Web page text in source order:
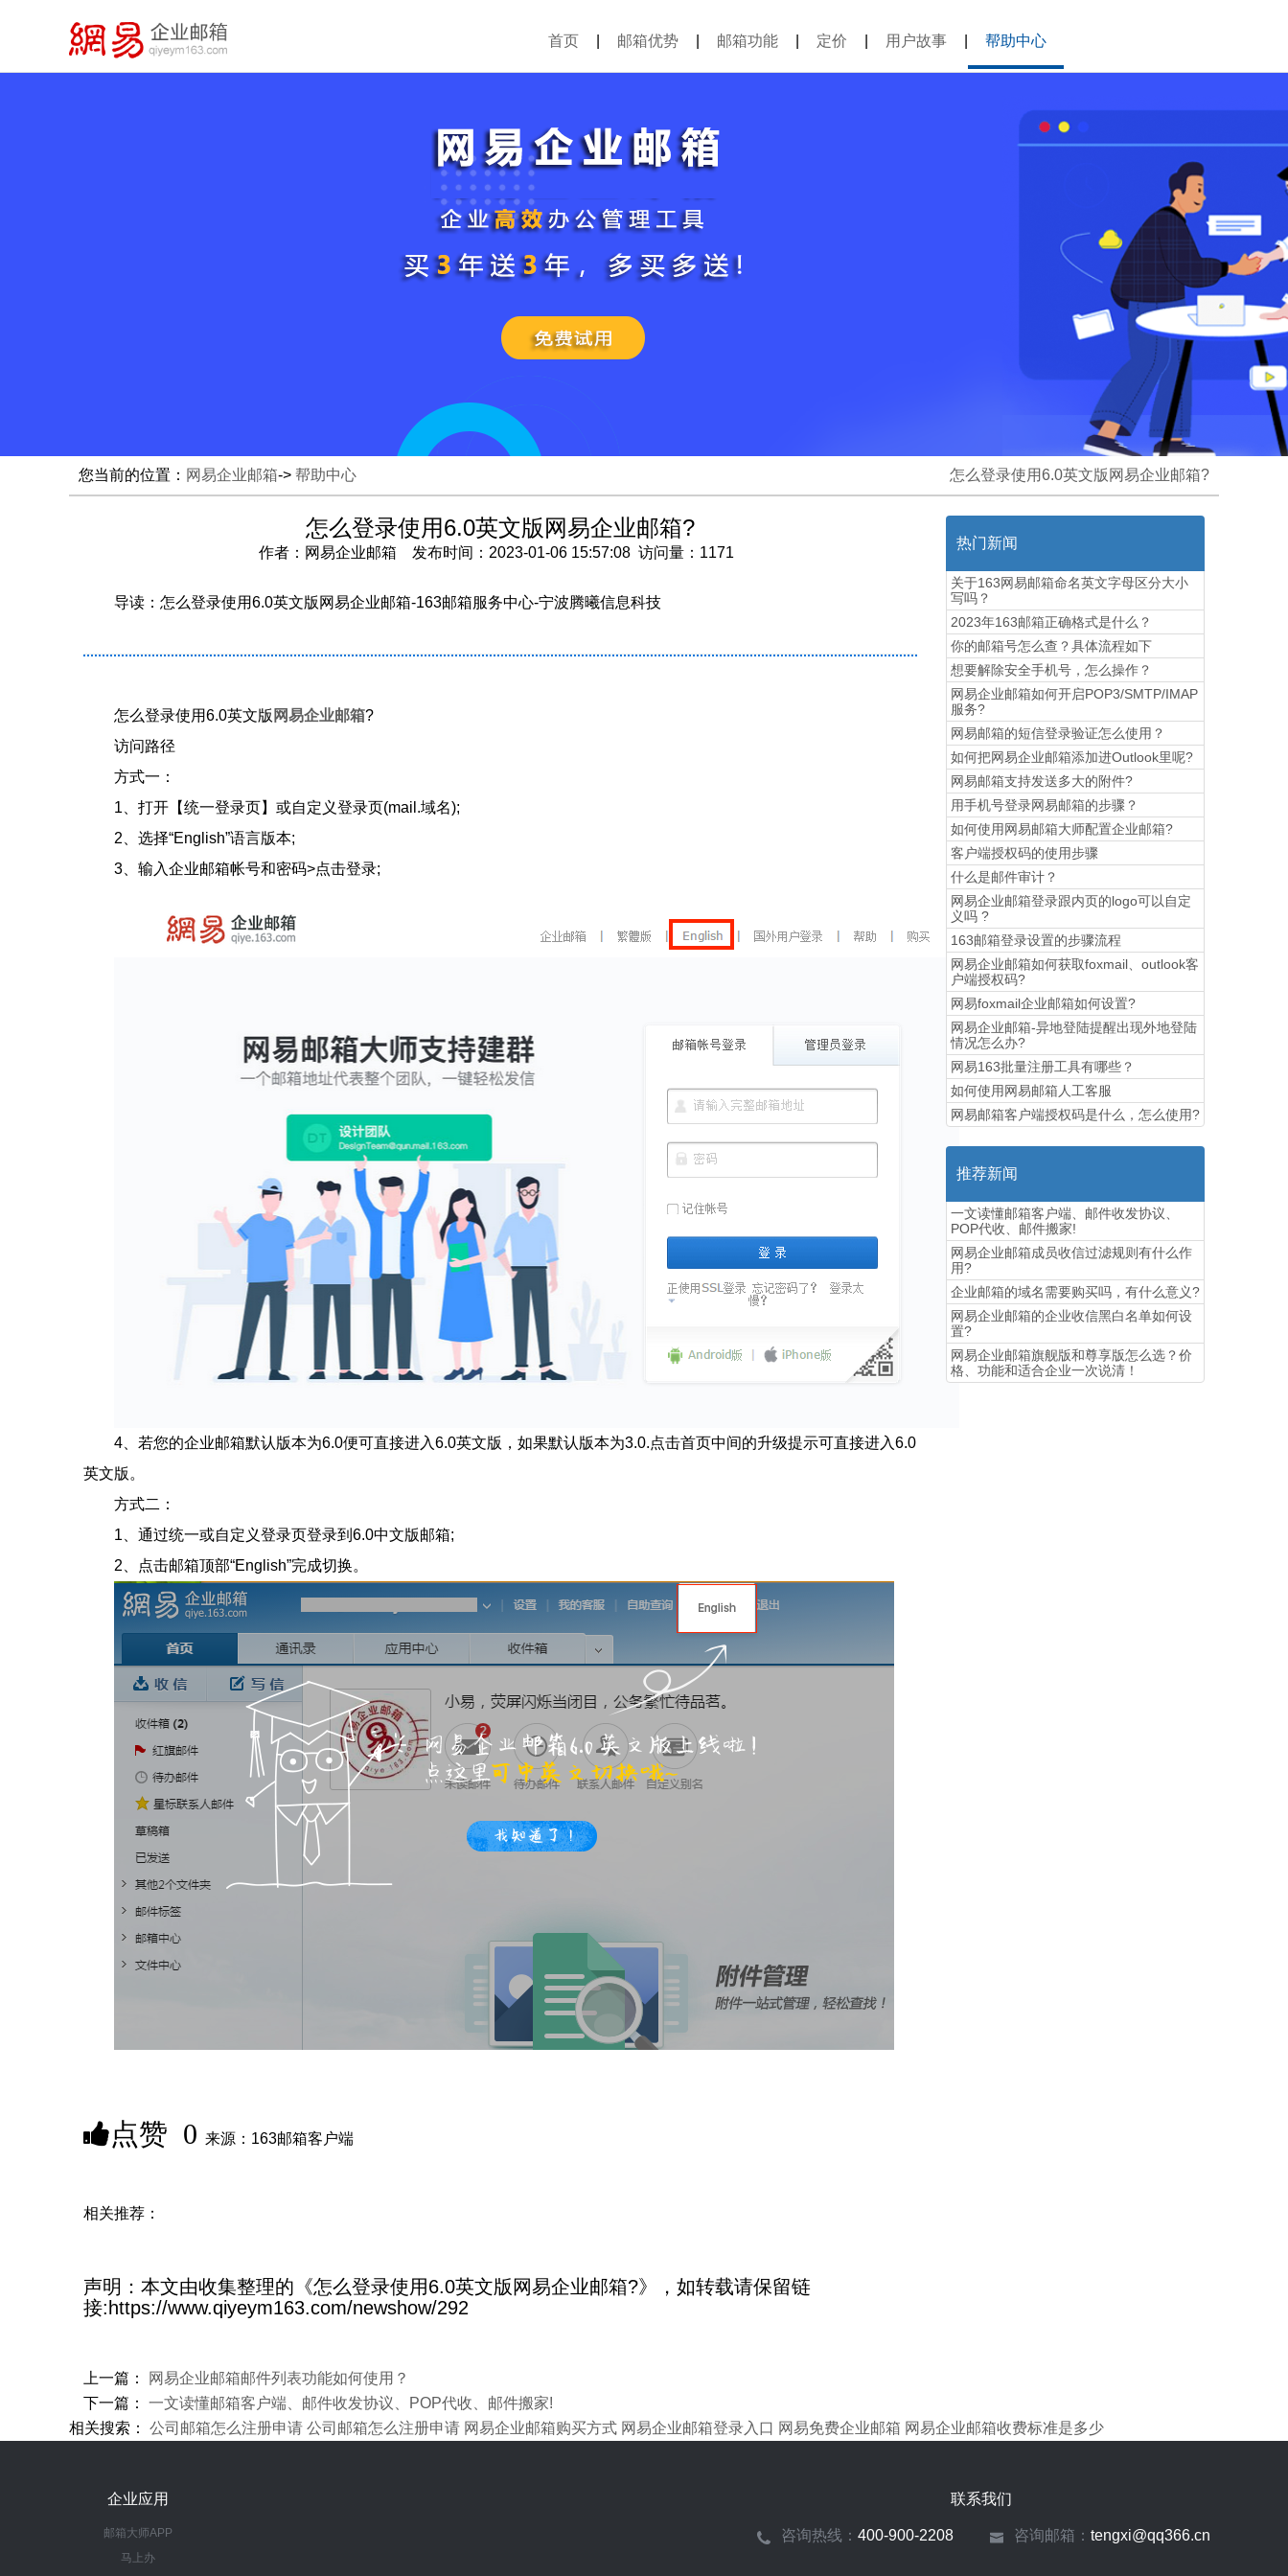
首页 邮箱优势 邮箱功能 定价 用户故事 帮助中心
您当前的位置： 网易企业邮箱-> 帮助中心 怎么登录使用6.0英文版网易企业邮箱?
怎么登录使用6.0英文版网易企业邮箱?
作者：网易企业邮箱 发布时间：2023-01-06 15:57:08 访问量：1171
导读：怎么登录使用6.0英文版网易企业邮箱-163邮箱服务中心-宁波腾曦信息科技
怎么登录使用6.0英文版 网易企业邮箱?
访问路径
方式一：
1、打开【统一登录页】或自定义登录页(mail.域名);
2、选择“English”语言版本;
3、输入企业邮箱帐号和密码>点击登录;
4、若您的企业邮箱默认版本为6.0便可直接进入6.0英文版，如果默认版本为3.0.点击首页中间的升级提示可直接进入6.0
英文版。
方式二：
1、通过统一或自定义登录页登录到6.0中文版邮箱;
2、点击邮箱顶部“English”完成切换。
点赞 0 来源：163邮箱客户端
相关推荐：
声明：本文由收集整理的《怎么登录使用6.0英文版网易企业邮箱?》，如转载请保留链
接:https://www.qiyeym163.com/newshow/292
上一篇：
网易企业邮箱邮件列表功能如何使用？
下一篇： 一文读懂邮箱客户端、邮件收发协议、POP代收、邮件搬家!
热门新闻
关于163网易邮箱命名英文字母区分大小
写吗？
2023年163邮箱正确格式是什么？
你的邮箱号怎么查？具体流程如下
想要解除安全手机号，怎么操作？
网易企业邮箱如何开启POP3/SMTP/IMAP
服务?
网易邮箱的短信登录验证怎么使用？
如何把网易企业邮箱添加进Outlook里呢?
网易邮箱支持发送多大的附件?
用手机号登录网易邮箱的步骤？
如何使用网易邮箱大师配置企业邮箱?
​客户端授权码的使用步骤
什么是邮件审计？
网易企业邮箱登录跟内页的logo可以自定
义吗 ?
163邮箱登录设置的步骤流程
网易企业邮箱如何获取foxmail、outlook客
户端授权码?
网易foxmail企业邮箱如何设置?
网易企业邮箱-异地登陆提醒出现外地登陆
情况怎么办?
网易163批量注册工具有哪些？
如何使用网易邮箱人工客服
网易邮箱客户端授权码是什么，怎么使用?
推荐新闻
一文读懂邮箱客户端、邮件收发协议、
POP代收、邮件搬家!
网易企业邮箱成员收信过滤规则有什么作
用?
企业邮箱的域名需要购买吗，有什么意义?
网易企业邮箱的企业收信黑白名单如何设
置?
​网易企业邮箱旗舰版和尊享版怎么选？价
格、功能和适合企业一次说清！
相关搜索： 公司邮箱怎么注册申请 公司邮箱怎么注册申请 网易企业邮箱购买方式 网易企业邮箱登录入口 网易免费企业邮箱 网易企业邮箱收费标准是多少
企业应用
邮箱大师APP
马上办
联系我们
咨询热线： 400-900-2208 咨询邮箱： tengxi@qq366.cn